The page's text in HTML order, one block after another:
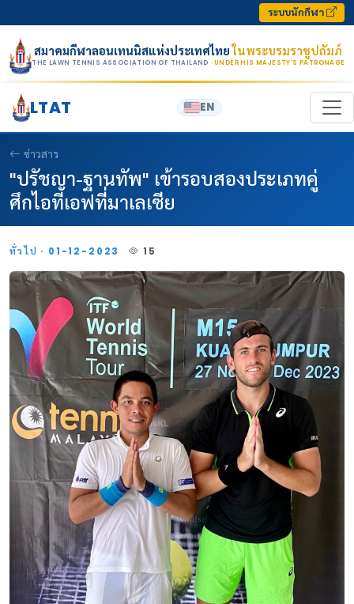
ระบบนักกีฬา
สมาคมกีฬาลอนเทนนิสแห่งประเทศไทยในพระบรมราชูปถัมภ์
THE LAWN TENNIS ASSOCIATION OF THAILAND · UNDER HIS MAJESTY’S PATRONAGE
LTAT EN
ข่าวสาร
"ปรัชญา-ฐานทัพ" เข้ารอบสองประเภทคู่
ศึกไอทีเอฟที่มาเลเซีย
ทั่วไป · 01-12-2023 15